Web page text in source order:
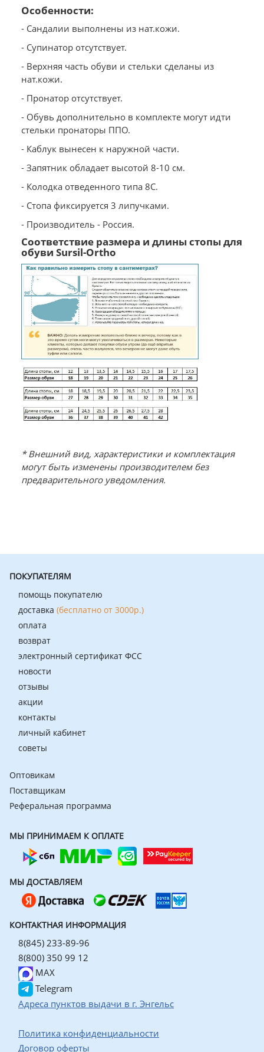
Особенности:
- Сандалии выполнены из нат.кожи.
- Супинатор отсутствует.
- Верхняя часть обуви и стельки сделаны из
нат.кожи.
- Пронатор отсутствует.
- Обувь дополнительно в комплекте могут идти
стельки пронаторы ППО.
- Каблук вынесен к наружной части.
- Запятник обладает высотой 8-10 см.
- Колодка отведенного типа 8С.
- Стопа фиксируется 3 липучками.
- Производитель - Россия.
Соответствие размера и длины стопы для
обуви Sursil-Ortho
* Внешний вид, характеристики и комплектация
могут быть изменены производителем без
предварительного уведомления.
ПОКУПАТЕЛЯМ
помощь покупателю
доставка (бесплатно от 3000р.)
оплата
возврат
электронный сертификат ФСС
новости
отзывы
акции
контакты
личный кабинет
советы
Оптовикам
Поставщикам
Реферальная программа
МЫ ПРИНИМАЕМ К ОПЛАТЕ
МЫ ДОСТАВЛЯЕМ
КОНТАКТНАЯ ИНФОРМАЦИЯ
8(845) 233-89-96
8(800) 350 99 12
MAX
Telegram
Адреса пунктов выдачи в г. Энгельс
Политика конфиденциальности
Договор оферты